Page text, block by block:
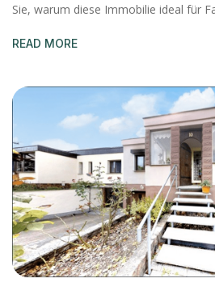
Sie, warum diese Immobilie ideal für
READ MORE